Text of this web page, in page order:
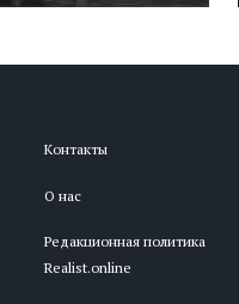
Контакты
О нас
Редакционная политика
Realist.online